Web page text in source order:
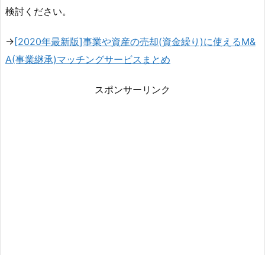
検討ください。
→[2020年最新版]事業や資産の売却(資金繰り)に使えるM&
A(事業継承)マッチングサービスまとめ
スポンサーリンク